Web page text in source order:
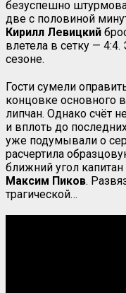
безуспешно
две с половиной
Кирилл Левицкий
влетела в сетку —
сезоне.
Гости сумели
концовке основного
липчан. Однако счёт
и вплоть до
уже подумывали о
расчертила
ближний угол
Максим Пиков.
трагической…